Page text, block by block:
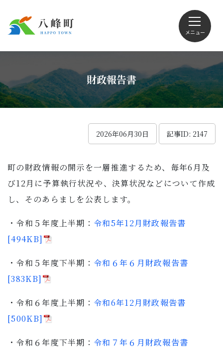
メニュー
Foreign language
くらしの情報
観光
子育て・教育
移住・定住
行政情報
財政報告書
2026年06月30日 記事ID: 2147
町の財政情報の開示を一層推進するため、毎年6月及
び12月に予算執行状況や、決算状況などについて作成
し、そのあらましを公表します。
・令和５年度上半期：令和5年12月財政報告書
[494KB]
・令和５年度下半期：令和６年６月財政報告書
[383KB]
・令和６年度上半期：令和6年12月財政報告書
[500KB]
・令和６年度下半期：令和７年６月財政報告書